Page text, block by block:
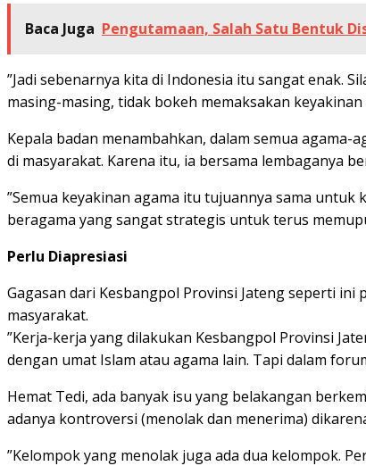
Baca Juga Pengutamaan, Salah Satu Bentuk
”Jadi sebenarnya kita di Indonesia itu sangat enak.
masing-masing, tidak bokeh memaksakan
Kepala badan menambahkan, dalam semua
di masyarakat. Karena itu, ia bersama lembaganya
”Semua keyakinan agama itu tujuannya sama
beragama yang sangat strategis untuk terus
Perlu Diapresiasi
Gagasan dari Kesbangpol Provinsi Jateng seperti
masyarakat.
”Kerja-kerja yang dilakukan Kesbangpol Provinsi
dengan umat Islam atau agama lain. Tapi dalam
Hemat Tedi, ada banyak isu yang belakangan
adanya kontroversi (menolak dan menerima)
”Kelompok yang menolak juga ada dua kelompok.